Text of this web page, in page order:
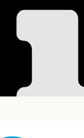
ein, um SLA-